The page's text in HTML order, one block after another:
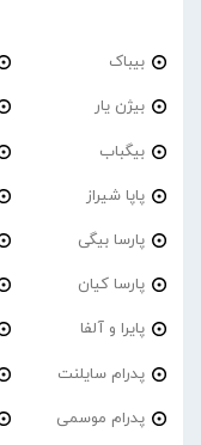
بیباک
بیژن یار
بیگباب
پاپا شیراز
پارسا بیگی
پارسا کیان
پایرا و آلفا
پدرام‌ سایلنت
پدرام موسمی